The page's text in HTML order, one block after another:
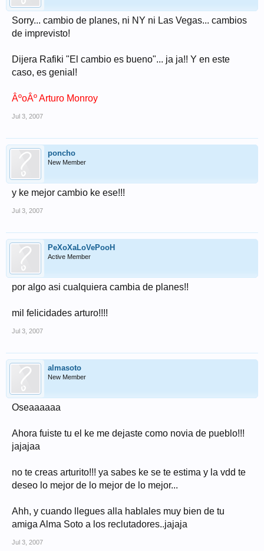
Sorry... cambio de planes, ni NY ni Las Vegas... cambios
de imprevisto!
Dijera Rafiki "El cambio es bueno"... ja ja!! Y en este
caso, es genial!
ÂºoÂº Arturo Monroy
Jul 3, 2007
poncho
New Member
y ke mejor cambio ke ese!!!
Jul 3, 2007
PeXoXaLoVePooH
Active Member
por algo asi cualquiera cambia de planes!!
mil felicidades arturo!!!!
Jul 3, 2007
almasoto
New Member
Oseaaaaaa
Ahora fuiste tu el ke me dejaste como novia de pueblo!!!
jajajaa
no te creas arturito!!! ya sabes ke se te estima y la vdd te
deseo lo mejor de lo mejor de lo mejor...
Ahh, y cuando llegues alla hablales muy bien de tu
amiga Alma Soto a los reclutadores..jajaja
Jul 3, 2007